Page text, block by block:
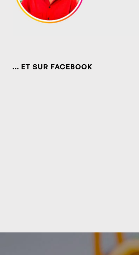
… ET SUR FACEBOOK